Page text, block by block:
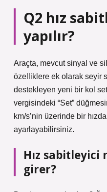
Q2 hız
yapılır?
Araçta, mevcut sinyal ve
özelliklere ek olarak seyir
destekleyen yeni bir kol
vergisindeki “Set”
km/s’nin üzerinde bir
ayarlayabilirsiniz.
Hız sabitleyici
girer?